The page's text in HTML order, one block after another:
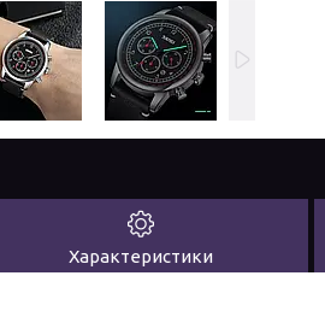
Характеристики